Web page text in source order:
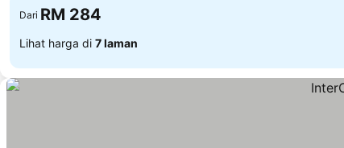
Dari RM 284
Lihat harga di 7 laman